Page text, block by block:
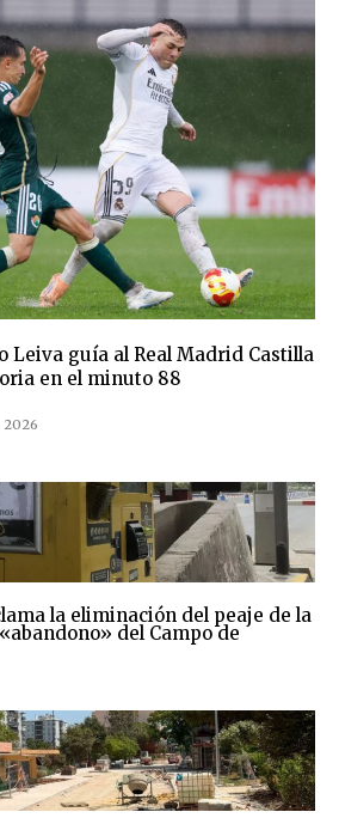
Leiva guía al Real Madrid Castilla
en el minuto 88
2026
la eliminación del peaje de la
del Campo de